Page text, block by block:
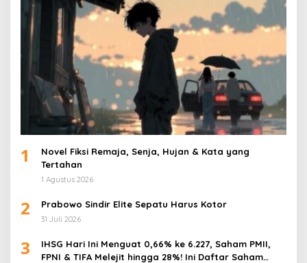
1
Novel Fiksi Remaja, Senja, Hujan & Kata yang
Tertahan
1 Agustus 2026
2 Prabowo Sindir Elite Sepatu Harus Kotor
31 Juli 2026
3
IHSG Hari Ini Menguat 0,66% ke 6.227, Saham PMII,
FPNI & TIFA Melejit hingga 28%! Ini Daftar Saham